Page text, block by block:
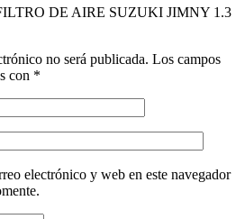
DE AIRE SUZUKI JIMNY 1.3
no será publicada. Los campos
con *
electrónico y web en este navegador